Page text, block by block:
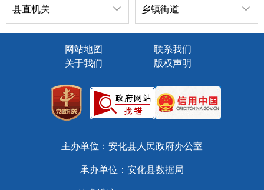
县直机关 乡镇街道
网站地图
联系我们
关于我们
版权声明
主办单位：安化县人民政府办公室
承办单位：安化县数据局